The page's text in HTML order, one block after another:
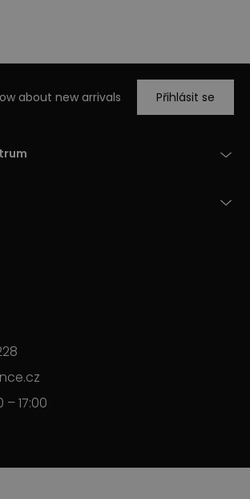
about new arrivals Přihlásit se
17:00